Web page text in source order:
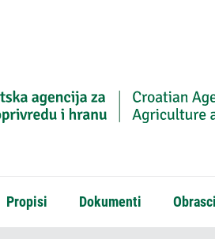
Propisi Dokumenti Obrasci